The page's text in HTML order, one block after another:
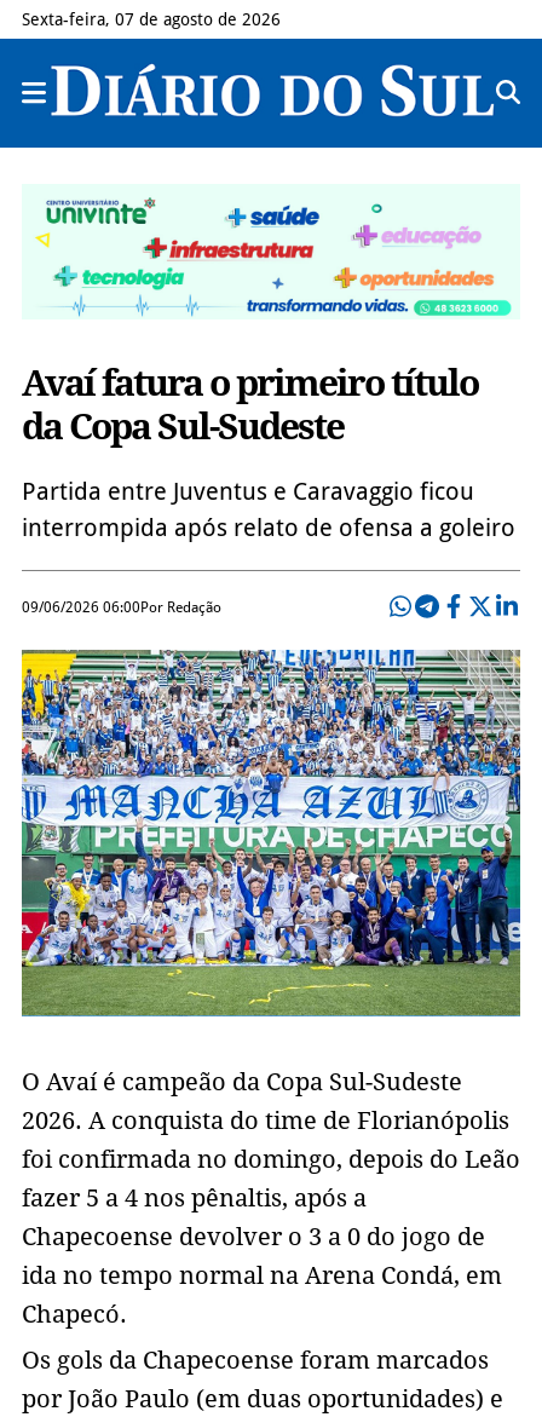
Sexta-feira, 07 de agosto de 2026
Avaí fatura o primeiro título
da Copa Sul-Sudeste
Partida entre Juventus e Caravaggio ficou
interrompida após relato de ofensa a goleiro
09/06/2026 06:00Por Redação
O Avaí é campeão da Copa Sul-Sudeste
2026. A conquista do time de Florianópolis
foi confirmada no domingo, depois do Leão
fazer 5 a 4 nos pênaltis, após a
Chapecoense devolver o 3 a 0 do jogo de
ida no tempo normal na Arena Condá, em
Chapecó.
Os gols da Chapecoense foram marcados
por João Paulo (em duas oportunidades) e